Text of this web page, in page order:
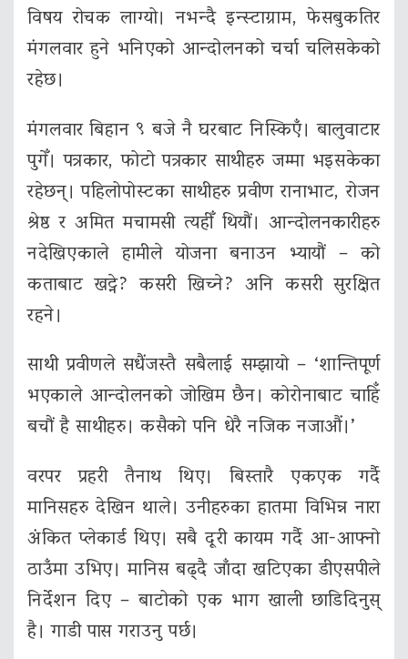
विषय रोचक लाग्यो। नभन्दै इन्स्टाग्राम, फेसबुकतिर
मंगलवार हुने भनिएको आन्दोलनको चर्चा चलिसकेको
रहेछ।
मंगलवार बिहान ९ बजे नै घरबाट निस्किएँ। बालुवाटार
पुगेँ। पत्रकार, फोटो पत्रकार साथीहरु जम्मा भइसकेका
रहेछन्। पहिलोपोस्टका साथीहरु प्रवीण रानाभाट, रोजन
श्रेष्ठ र अमित मचामसी त्यहीँ थियौं। आन्दोलनकारीहरु
नदेखिएकाले हामीले योजना बनाउन भ्यायौं – को
कताबाट खट्ने? कसरी खिच्ने? अनि कसरी सुरक्षित
रहने।
साथी प्रवीणले सधैंजस्तै सबैलाई सम्झायो – ‘शान्‍तिपूर्ण
भएकाले आन्दोलनको जोखिम छैन। कोरोनाबाट चाहिँ
बचौं है साथीहरु। कसैको पनि धेरै नजिक नजाऔं।’
वरपर प्रहरी तैनाथ थिए। बिस्तारै एकएक गर्दै
मानिसहरु देखिन थाले। उनीहरुका हातमा विभिन्न नारा
अंकित प्लेकार्ड थिए। सबै दूरी कायम गर्दै आ-आफ्नो
ठाउँमा उभिए। मानिस बढ्दै जाँदा खटिएका डीएसपीले
निर्देशन दिए – बाटोको एक भाग खाली छाडिदिनुस्
है। गाडी पास गराउनु पर्छ।